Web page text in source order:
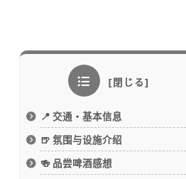
📍 交通・基本信息
🍺 氛围与设施介绍
🍻 品尝啤酒感想